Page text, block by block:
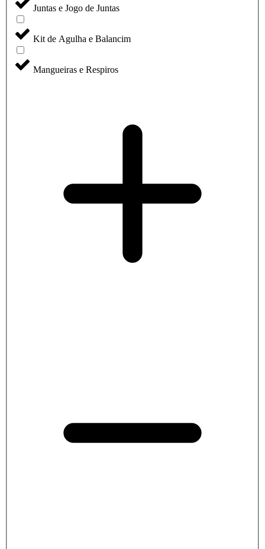
Juntas e Jogo de Juntas
Kit de Agulha e Balancim
Mangueiras e Respiros